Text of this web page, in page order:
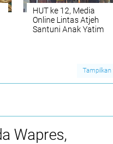
HUT ke 12, Media
Online Lintas Atjeh
Santuni Anak Yatim
Tampilkan
Wapres,